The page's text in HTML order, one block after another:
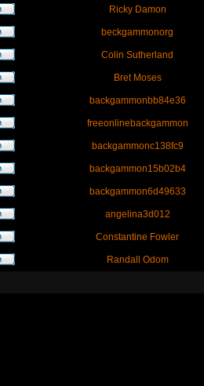
Ricky Damon
beckgammonorg
Colin Sutherland
Bret Moses
backgammonbb84e36
freeonlinebackgammon
backgammonc138fc9
backgammon15b02b4
backgammon6d49633
angelina3d012
Constantine Fowler
Randall Odom